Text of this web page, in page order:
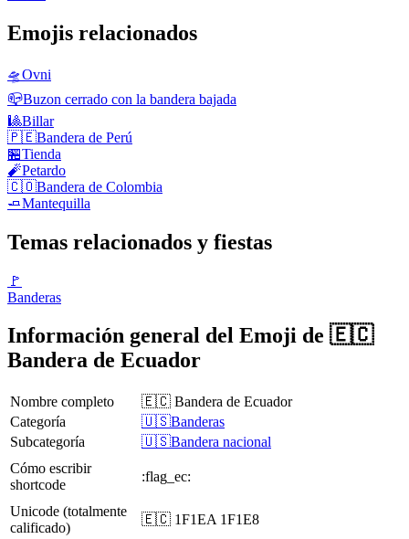
Emojis relacionados
🛸Ovni
📪Buzon cerrado con la bandera bajada
🎱Billar
🇵🇪Bandera de Perú
🏪Tienda
🧨Petardo
🇨🇴Bandera de Colombia
🧈Mantequilla
Temas relacionados y fiestas
🚩
Banderas
Información general del Emoji de 🇪🇨
Bandera de Ecuador
Nombre completo
🇪🇨 Bandera de Ecuador
Categoría
🇺🇸Banderas
Subcategoría
🇺🇸Bandera nacional
Cómo escribir
shortcode
:flag_ec:
Unicode (totalmente
calificado)
🇪🇨 1F1EA 1F1E8